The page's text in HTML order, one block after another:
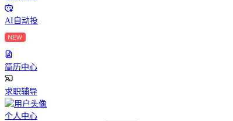
AI自动投
简历中心
求职辅导
个人中心